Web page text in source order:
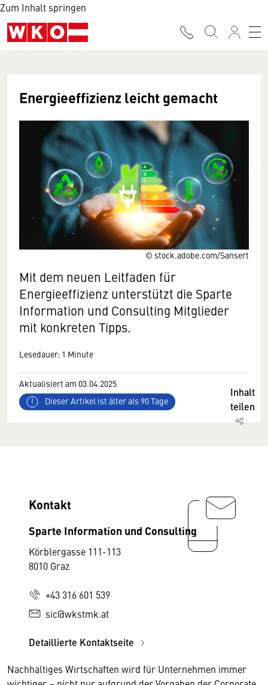
Zum Inhalt springen
© stock.adobe.com/Sansert
Energieeffizienz leicht gemacht
Mit dem neuen Leitfaden für
Energieeffizienz unterstützt die Sparte
Information und Consulting Mitglieder
mit konkreten Tipps.
Lesedauer: 1 Minute
Aktualisiert am 03.04.2025
Dieser Artikel ist älter als 90 Tage
Inhalt
teilen
Kontakt
Sparte Information und Consulting
Körblergasse 111-113
8010 Graz
+43 316 601 539
sic@wkstmk.at
Detaillierte Kontaktseite
Nachhaltiges Wirtschaften wird für Unternehmen immer